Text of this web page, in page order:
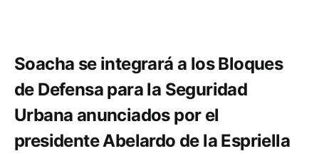
Soacha se integrará a los Bloques
de Defensa para la Seguridad
Urbana anunciados por el
presidente Abelardo de la Espriella